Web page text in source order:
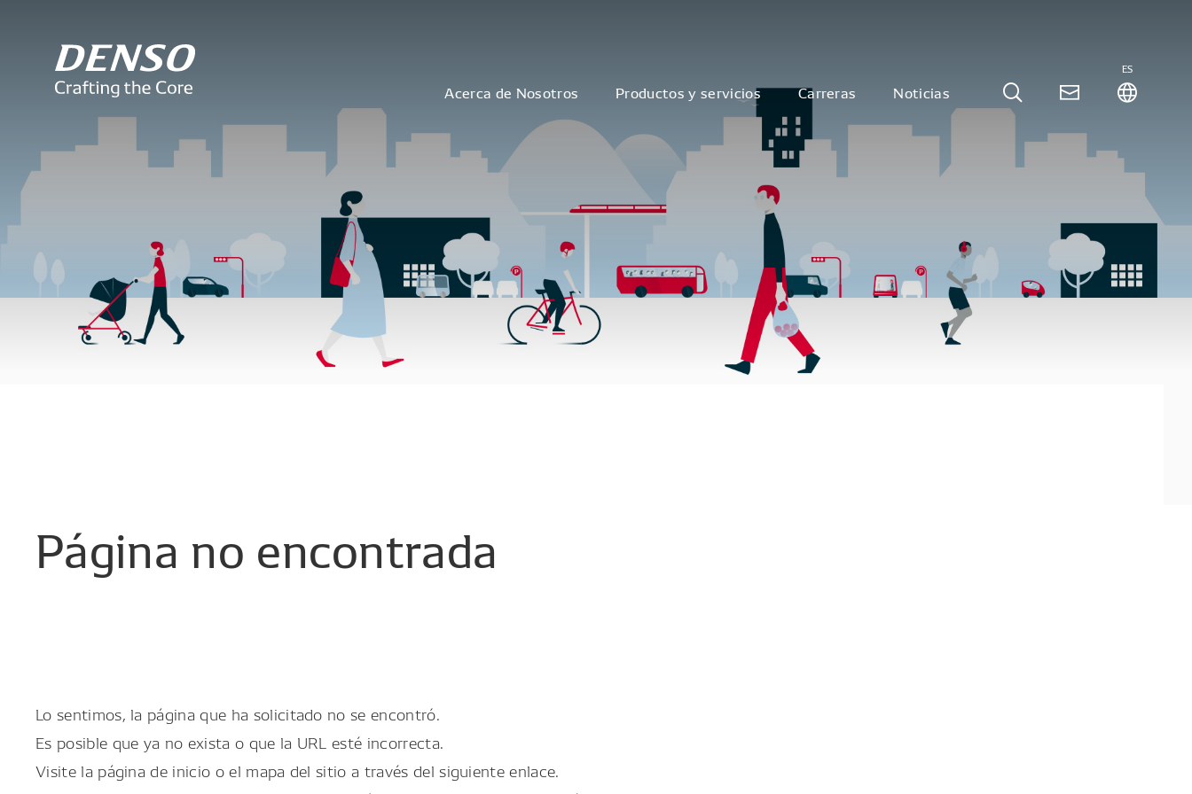
Acerca de Nosotros Productos y servicios Carreras Noticias
ES
Página no encontrada
Lo sentimos, la página que ha solicitado no se encontró.
Es posible que ya no exista o que la URL esté incorrecta.
Visite la página de inicio o el mapa del sitio a través del siguiente enlace.